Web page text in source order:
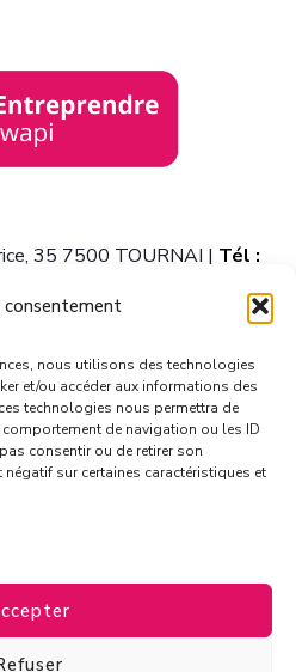
consentement
nous utilisons des technologies
et/ou accéder aux informations des
technologies nous permettra de
de navigation ou les ID
consentir ou de retirer son
sur certaines caractéristiques et
35 7500 TOURNAI | Tél :